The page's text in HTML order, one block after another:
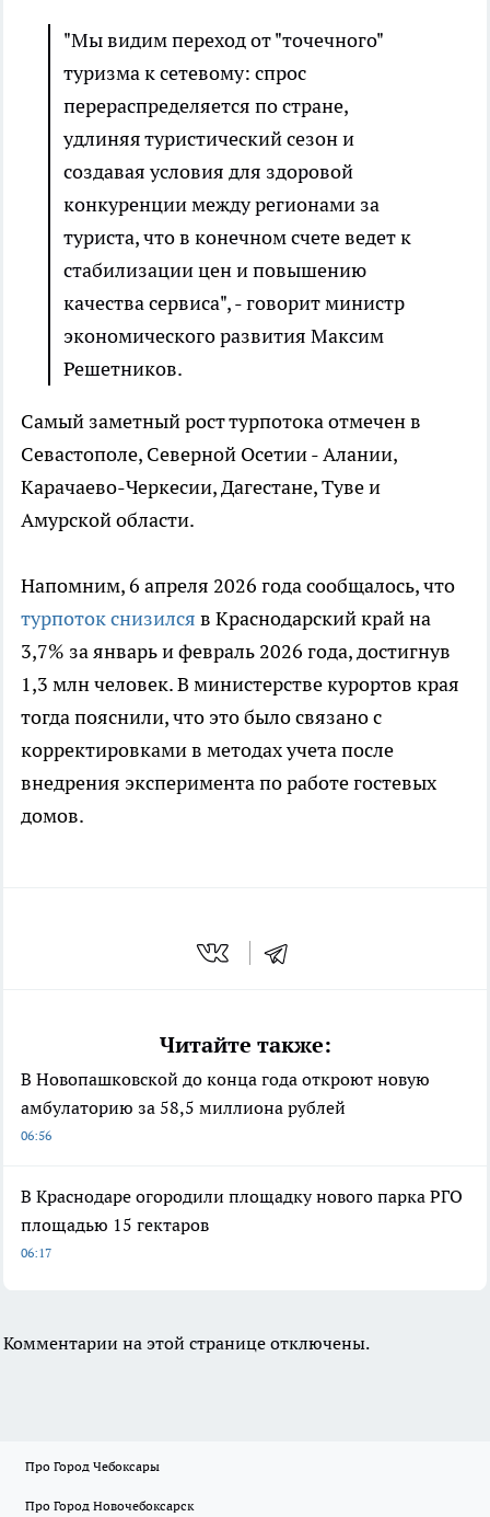
"Мы видим переход от "точечного"
туризма к сетевому: спрос
перераспределяется по стране,
удлиняя туристический сезон и
создавая условия для здоровой
конкуренции между регионами за
туриста, что в конечном счете ведет к
стабилизации цен и повышению
качества сервиса", - говорит министр
экономического развития Максим
Решетников.
Самый заметный рост турпотока отмечен в
Севастополе, Северной Осетии - Алании,
Карачаево-Черкесии, Дагестане, Туве и
Амурской области.
Напомним, 6 апреля 2026 года сообщалось, что
турпоток снизился в Краснодарский край на
3,7% за январь и февраль 2026 года, достигнув
1,3 млн человек. В министерстве курортов края
тогда пояснили, что это было связано с
корректировками в методах учета после
внедрения эксперимента по работе гостевых
домов.
Читайте также:
В Новопашковской до конца года откроют новую
амбулаторию за 58,5 миллиона рублей
06:56
В Краснодаре огородили площадку нового парка РГО
площадью 15 гектаров
06:17
Комментарии на этой странице отключены.
Про Город Чебоксары
Про Город Новочебоксарск